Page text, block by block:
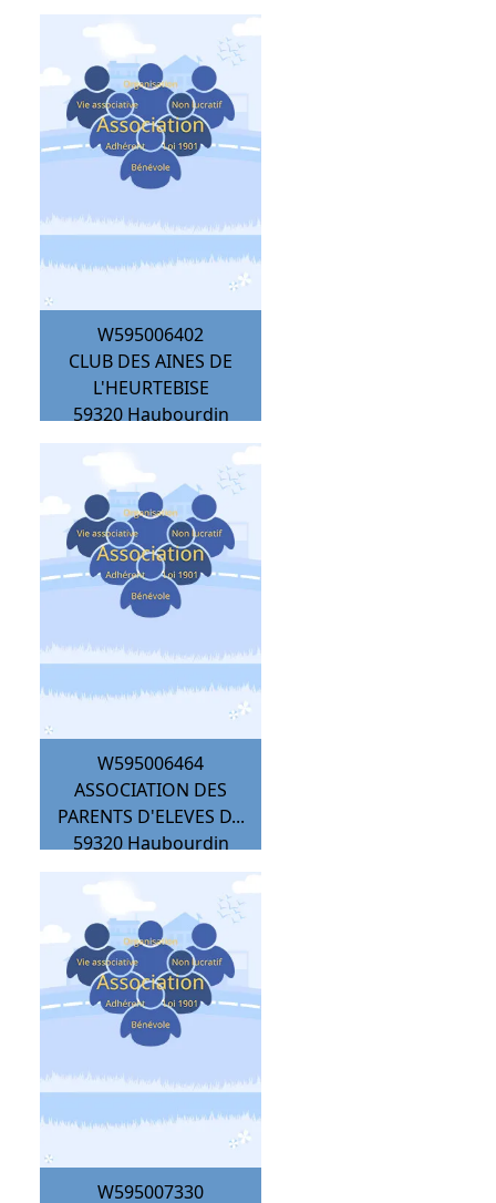
W595006402
CLUB DES AINES DE
L'HEURTEBISE
59320 Haubourdin
W595006464
ASSOCIATION DES
PARENTS D'ELEVES D...
59320 Haubourdin
W595007330